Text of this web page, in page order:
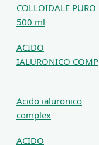
COLLOIDALE PURO
500 ml
ACIDO
IALURONICO COMP
Acido ialuronico
complex
ACIDO